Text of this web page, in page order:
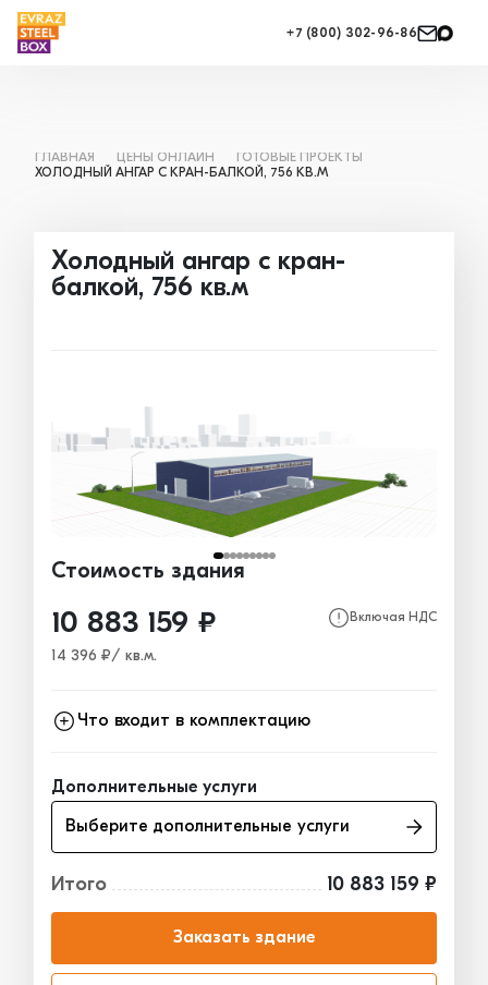
+7 (800) 302-96-86
ГЛАВНАЯ ЦЕНЫ ОНЛАЙН
ГОТОВЫЕ ПРОЕКТЫ
ХОЛОДНЫЙ АНГАР С КРАН-БАЛКОЙ, 756 КВ.М
Холодный ангар с кран-
балкой, 756 кв.м
Стоимость здания
10 883 159 ₽ Включая НДС
14 396 ₽/ кв.м.
Что входит в комплектацию
Ограждающие конструкции 2 284 601₽
Окна, двери, ворота 1 659 988₽
Дополнительные услуги
Выберите дополнительные услуги
Итого 10 883 159 ₽
Заказать здание